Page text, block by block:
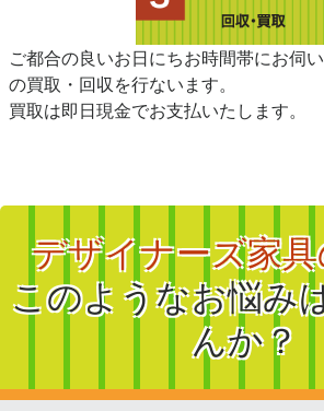
ご都合の良いお日にちお時間帯にお伺
の買取・回収を行ないます。
買取は即日現金でお支払いたします。
デザイナーズ家
このようなお悩み
んか？